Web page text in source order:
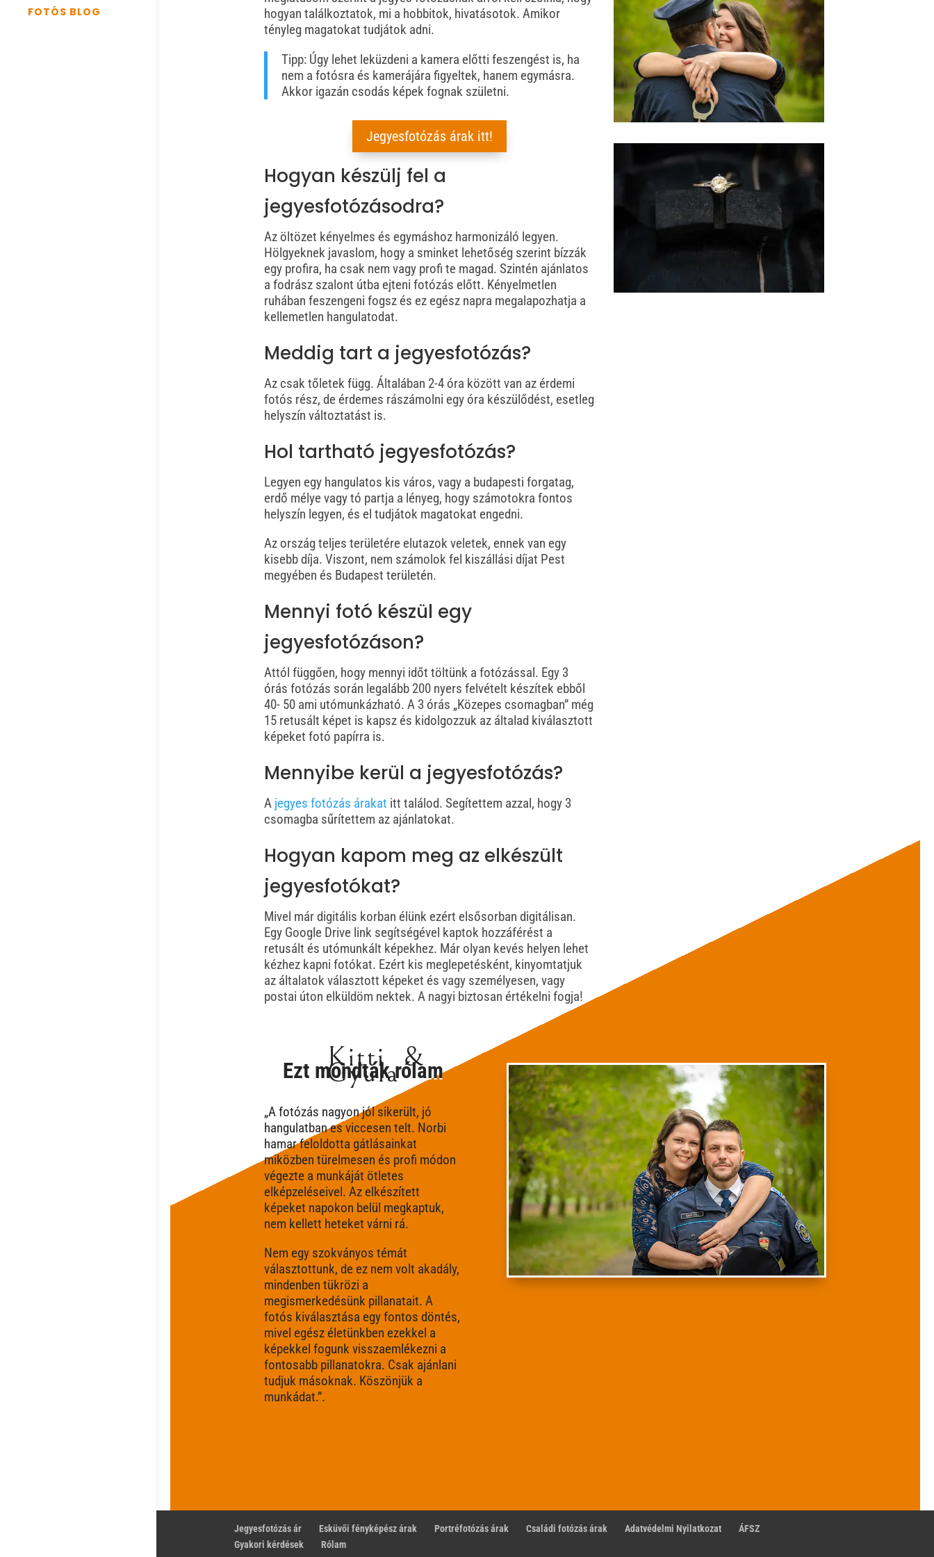
FOTÓS BLOG
hogyan találkoztatok, mi a hobbitok, hivatásotok. Amikor
tényleg magatokat tudjátok adni.
Tipp: Úgy lehet leküzdeni a kamera előtti feszengést is, ha
nem a fotósra és kamerájára figyeltek, hanem egymásra.
Akkor igazán csodás képek fognak születni.
Jegyesfotózás árak itt!
Hogyan készülj fel a
jegyesfotózásodra?
Az öltözet kényelmes és egymáshoz harmonizáló legyen.
Hölgyeknek javaslom, hogy a sminket lehetőség szerint bízzák
egy profira, ha csak nem vagy profi te magad. Szintén ajánlatos
a fodrász szalont útba ejteni fotózás előtt. Kényelmetlen
ruhában feszengeni fogsz és ez egész napra megalapozhatja a
kellemetlen hangulatodat.
Meddig tart a jegyesfotózás?
Az csak tőletek függ. Általában 2-4 óra között van az érdemi
fotós rész, de érdemes rászámolni egy óra készülődést, esetleg
helyszín változtatást is.
Hol tartható jegyesfotózás?
Legyen egy hangulatos kis város, vagy a budapesti forgatag,
erdő mélye vagy tó partja a lényeg, hogy számotokra fontos
helyszín legyen, és el tudjátok magatokat engedni.
Az ország teljes területére elutazok veletek, ennek van egy
kisebb díja. Viszont, nem számolok fel kiszállási díjat Pest
megyében és Budapest területén.
Mennyi fotó készül egy
jegyesfotózáson?
Attól függően, hogy mennyi időt töltünk a fotózással. Egy 3
órás fotózás során legalább 200 nyers felvételt készítek ebből
40- 50 ami utómunkázható. A 3 órás „Közepes csomagban” még
15 retusált képet is kapsz és kidolgozzuk az általad kiválasztott
képeket fotó papírra is.
Mennyibe kerül a jegyesfotózás?
A jegyes fotózás árakat itt találod. Segítettem azzal, hogy 3
csomagba sűrítettem az ajánlatokat.
Hogyan kapom meg az elkészült
jegyesfotókat?
Mivel már digitális korban élünk ezért elsősorban digitálisan.
Egy Google Drive link segítségével kaptok hozzáférést a
retusált és utómunkált képekhez. Már olyan kevés helyen lehet
kézhez kapni fotókat. Ezért kis meglepetésként, kinyomtatjuk
az általatok választott képeket és vagy személyesen, vagy
postai úton elküldöm nektek. A nagyi biztosan értékelni fogja!
Ezt mondták rólam
Kitti &
Gyula
„A fotózás nagyon jól sikerült, jó
hangulatban es viccesen telt. Norbi
hamar feloldotta gátlásainkat
miközben türelmesen és profi módon
végezte a munkáját ötletes
elképzeléseivel. Az elkészített
képeket napokon belül megkaptuk,
nem kellett heteket várni rá.
Nem egy szokványos témát
választottunk, de ez nem volt akadály,
mindenben tükrözi a
megismerkedésünk pillanatait. A
fotós kiválasztása egy fontos döntés,
mivel egész életünkben ezekkel a
képekkel fogunk visszaemlékezni a
fontosabb pillanatokra. Csak ajánlani
tudjuk másoknak. Köszönjük a
munkádat.”.
Jegyesfotózás ár Esküvői fényképész árak Portréfotózás árak Családi fotózás árak Adatvédelmi Nyilatkozat
ÁFSZ
Gyakori kérdések
Rólam